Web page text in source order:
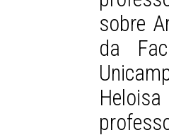
sobre
da